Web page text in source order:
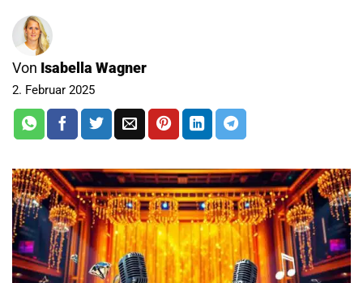
Von Isabella Wagner
2. Februar 2025